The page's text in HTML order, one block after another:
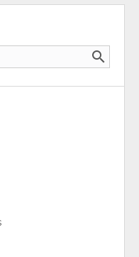
search